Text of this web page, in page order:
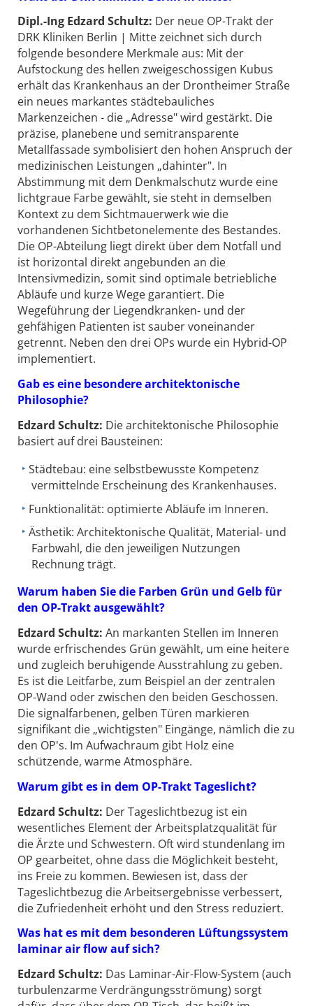
Dipl.-Ing Edzard Schultz: Der neue OP-Trakt der
DRK Kliniken Berlin | Mitte zeichnet sich durch
folgende besondere Merkmale aus: Mit der
Aufstockung des hellen zweigeschossigen Kubus
erhält das Krankenhaus an der Drontheimer Straße
ein neues markantes städtebauliches
Markenzeichen - die „Adresse" wird gestärkt. Die
präzise, planebene und semitransparente
Metallfassade symbolisiert den hohen Anspruch der
medizinischen Leistungen „dahinter". In
Abstimmung mit dem Denkmalschutz wurde eine
lichtgraue Farbe gewählt, sie steht in demselben
Kontext zu dem Sichtmauerwerk wie die
vorhandenen Sichtbetonelemente des Bestandes.
Die OP-Abteilung liegt direkt über dem Notfall und
ist horizontal direkt angebunden an die
Intensivmedizin, somit sind optimale betriebliche
Abläufe und kurze Wege garantiert. Die
Wegeführung der Liegendkranken- und der
gehfähigen Patienten ist sauber voneinander
getrennt. Neben den drei OPs wurde ein Hybrid-OP
implementiert.
Gab es eine besondere architektonische
Philosophie?
Edzard Schultz: Die architektonische Philosophie
basiert auf drei Bausteinen:
Städtebau: eine selbstbewusste Kompetenz
vermittelnde Erscheinung des Krankenhauses.
Funktionalität: optimierte Abläufe im Inneren.
Ästhetik: Architektonische Qualität, Material- und
Farbwahl, die den jeweiligen Nutzungen
Rechnung trägt.
Warum haben Sie die Farben Grün und Gelb für
den OP-Trakt ausgewählt?
Edzard Schultz: An markanten Stellen im Inneren
wurde erfrischendes Grün gewählt, um eine heitere
und zugleich beruhigende Ausstrahlung zu geben.
Es ist die Leitfarbe, zum Beispiel an der zentralen
OP-Wand oder zwischen den beiden Geschossen.
Die signalfarbenen, gelben Türen markieren
signifikant die „wichtigsten" Eingänge, nämlich die zu
den OP's. Im Aufwachraum gibt Holz eine
schützende, warme Atmosphäre.
Warum gibt es in dem OP-Trakt Tageslicht?
Edzard Schultz: Der Tageslichtbezug ist ein
wesentliches Element der Arbeitsplatzqualität für
die Ärzte und Schwestern. Oft wird stundenlang im
OP gearbeitet, ohne dass die Möglichkeit besteht,
ins Freie zu kommen. Bewiesen ist, dass der
Tageslichtbezug die Arbeitsergebnisse verbessert,
die Zufriedenheit erhöht und den Stress reduziert.
Was hat es mit dem besonderen Lüftungssystem
laminar air flow auf sich?
Edzard Schultz: Das Laminar-Air-Flow-System (auch
turbulenzarme Verdrängungsströmung) sorgt